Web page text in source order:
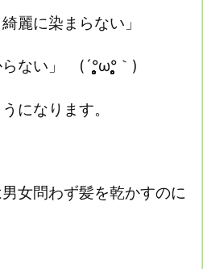
麗に染まらない」
らない」 (´°̥̥̥̥̥̥̥̥ω°̥̥̥̥̥̥̥̥｀)
になります。
女問わず髪を乾かすのに